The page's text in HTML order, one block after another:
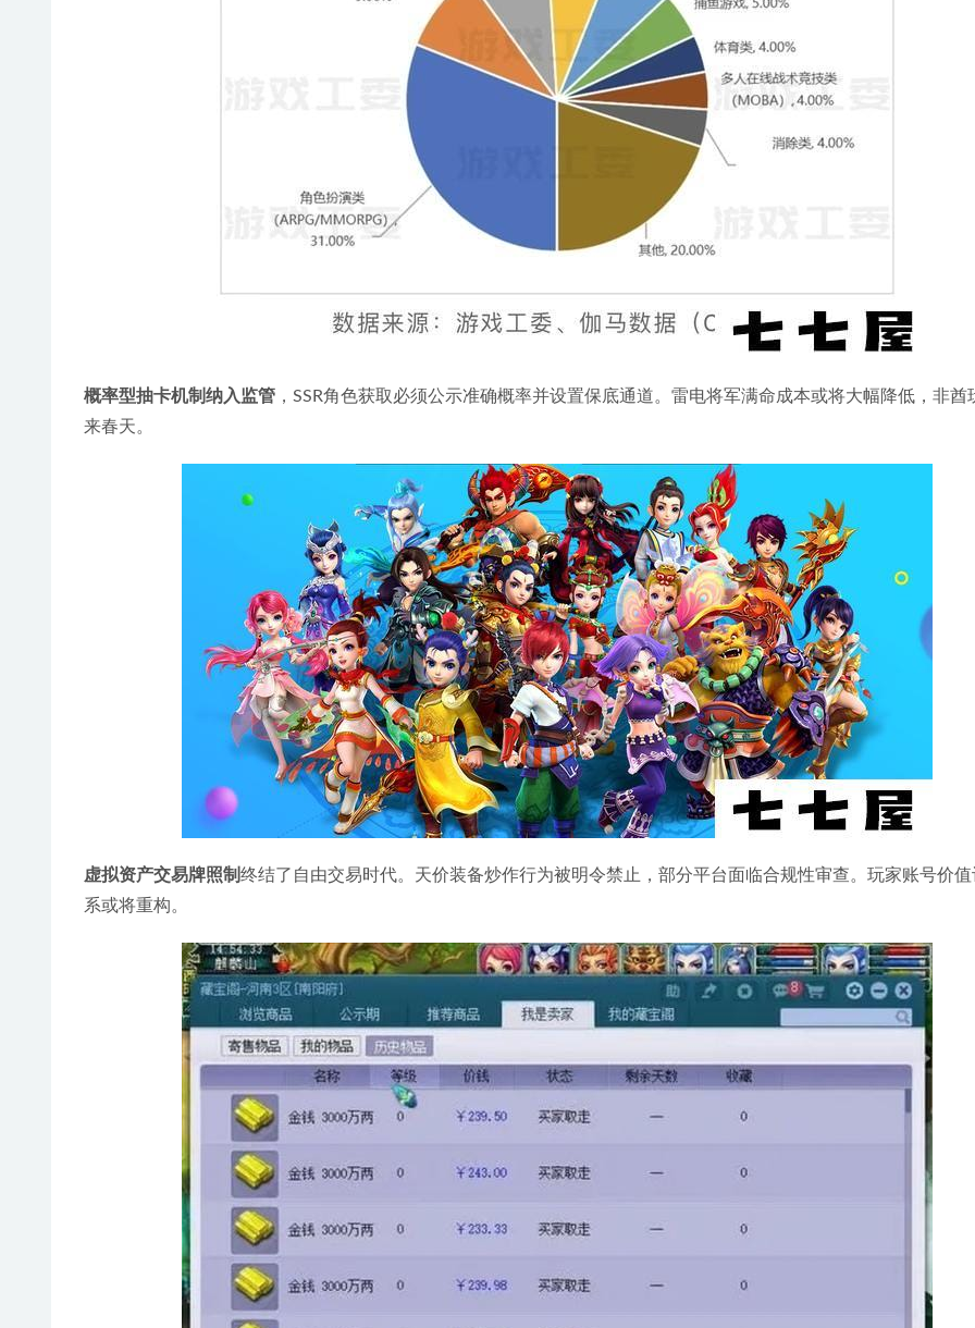
概率型抽卡机制纳入监管 ，SSR角色获取必须公示准确概率并设置保底通道。雷电将军满命成本或将大幅降低，非酋
来春天。
虚拟资产交易牌照制终结了自由交易时代。天价装备炒作行为被明令禁止，部分平台面临合规性审查。玩家账号价
系或将重构。